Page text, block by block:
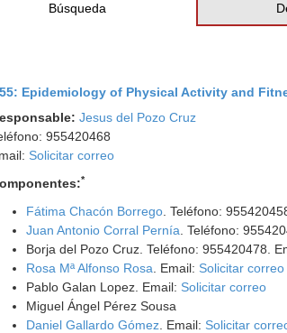
Búsqueda
Epidemiology of Physical Activity and
Jesus del Pozo Cruz
955420468
Solicitar correo
*
Fátima Chacón Borrego . Teléfono:
Juan Antonio Corral Pernía . Teléfono:
Borja del Pozo Cruz. Teléfono: 955420478.
Rosa Mª Alfonso Rosa . Email: Solicitar correo
Pablo Galan Lopez. Email: Solicitar correo
Miguel Ángel Pérez Sousa
Daniel Gallardo Gómez . Email: Solicitar